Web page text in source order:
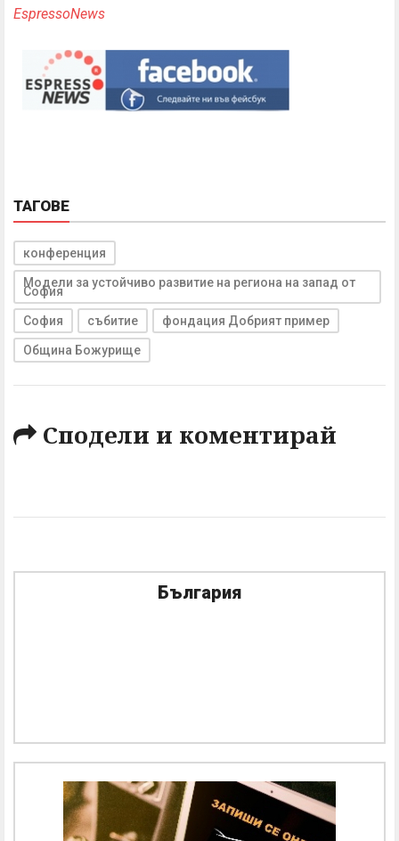
EspressoNews
ТАГОВЕ
конференция
Модели за устойчиво развитие на региона на запад от
София
София събитие фондация Добрият пример
Община Божурище
Сподели и коментирай
България